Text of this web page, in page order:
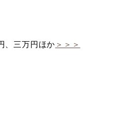
、三万円ほか ＞＞＞